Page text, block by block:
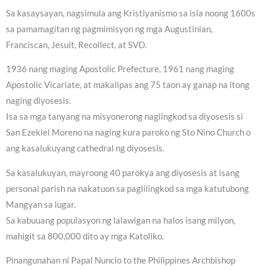
Sa kasaysayan, nagsimula ang Kristiyanismo sa isla noong 1600s
sa pamamagitan ng pagmimisyon ng mga Augustinian,
Franciscan, Jesuit, Recollect, at SVD.
1936 nang maging Apostolic Prefecture, 1961 nang maging
Apostolic Vicariate, at makalipas ang 75 taon ay ganap na itong
naging diyosesis.
Isa sa mga tanyang na misyonerong naglingkod sa diyosesis si
San Ezekiel Moreno na naging kura paroko ng Sto Nino Church o
ang kasalukuyang cathedral ng diyosesis.
Sa kasalukuyan, mayroong 40 parokya ang diyosesis at isang
personal parish na nakatuon sa paglilingkod sa mga katutubong
Mangyan sa lugar.
Sa kabuuang populasyon ng lalawigan na halos isang milyon,
mahigit sa 800,000 dito ay mga Katoliko.
Pinangunahan ni Papal Nuncio to the Philippines Archbishop